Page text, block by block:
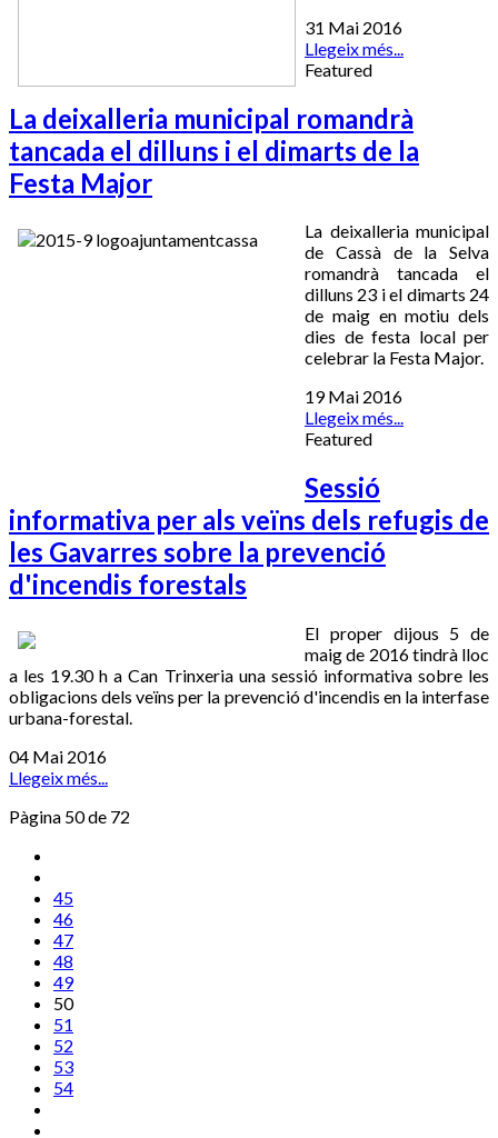
31 Mai 2016
Llegeix més...
Featured
La deixalleria municipal romandrà
tancada el dilluns i el dimarts de la
Festa Major
La deixalleria municipal
de Cassà de la Selva
romandrà tancada el
dilluns 23 i el dimarts 24
de maig en motiu dels
dies de festa local per
celebrar la Festa Major.
19 Mai 2016
Llegeix més...
Featured
Sessió
informativa per als veïns dels refugis de
les Gavarres sobre la prevenció
d'incendis forestals
El proper dijous 5 de
maig de 2016 tindrà lloc
a les 19.30 h a Can Trinxeria una sessió informativa sobre les
obligacions dels veïns per la prevenció d'incendis en la interfase
urbana-forestal.
04 Mai 2016
Llegeix més...
Pàgina 50 de 72
45
46
47
48
49
50
51
52
53
54